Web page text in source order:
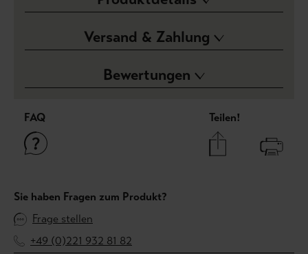
Versand & Zahlung
Bewertungen
FAQ Teilen!
Sie haben Fragen zum Produkt?
Frage stellen
+49 (0)221 932 81 82